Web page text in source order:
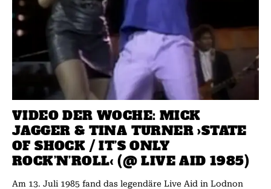
VIDEO DER WOCHE: MICK
JAGGER & TINA TURNER ›STATE
OF SHOCK / IT’S ONLY
ROCK’N’ROLL‹ (@ LIVE AID 1985)
Am 13. Juli 1985 fand das legendäre Live Aid in Lodnon